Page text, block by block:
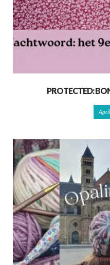
PROTECTED: